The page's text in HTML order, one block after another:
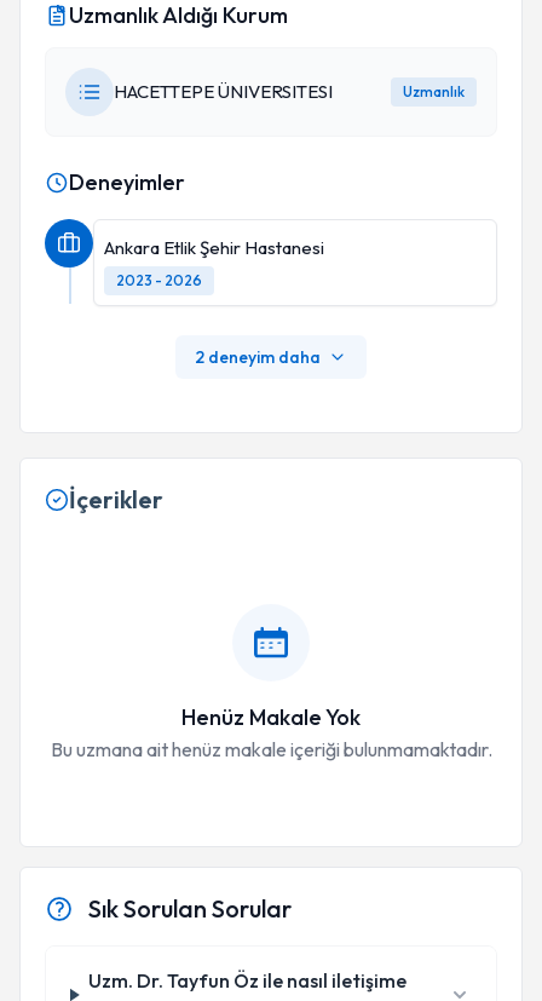
Uzmanlık Aldığı Kurum
HACETTEPE ÜNIVERSITESI Uzmanlık
Deneyimler
Ankara Etlik Şehir Hastanesi
2023 - 2026
2 deneyim daha
İçerikler
Henüz Makale Yok
Bu uzmana ait henüz makale içeriği bulunmamaktadır.
Sık Sorulan Sorular
Uzm. Dr. Tayfun Öz ile nasıl iletişime